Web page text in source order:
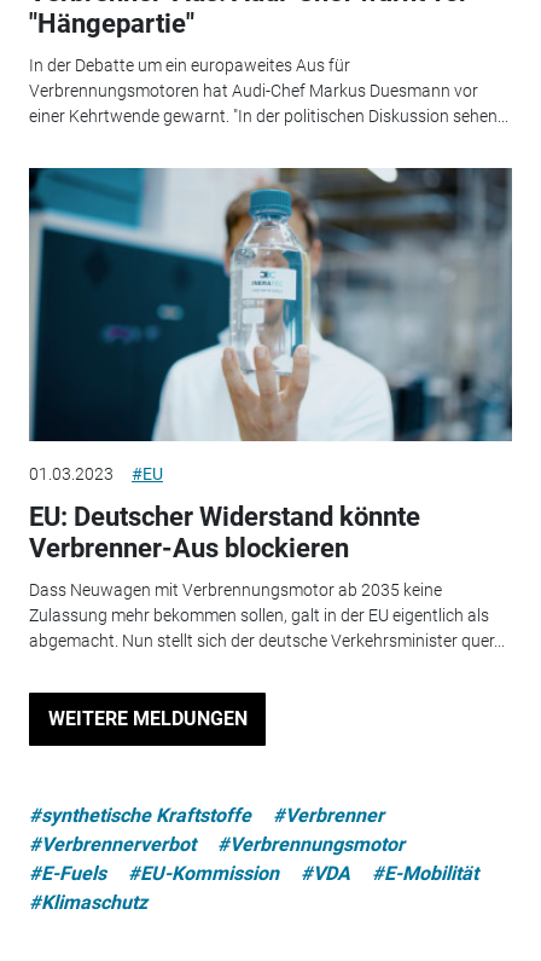
"Hängepartie"
In der Debatte um ein europaweites Aus für
Verbrennungsmotoren hat Audi-Chef Markus Duesmann vor
einer Kehrtwende gewarnt. "In der politischen Diskussion sehen...
01.03.2023 #EU
EU: Deutscher Widerstand könnte
Verbrenner-Aus blockieren
Dass Neuwagen mit Verbrennungsmotor ab 2035 keine
Zulassung mehr bekommen sollen, galt in der EU eigentlich als
abgemacht. Nun stellt sich der deutsche Verkehrsminister quer...
WEITERE MELDUNGEN
#synthetische Kraftstoffe
#Verbrenner
#Verbrennerverbot
#Verbrennungsmotor
#E-Fuels
#EU-Kommission #VDA
#E-Mobilität
#Klimaschutz